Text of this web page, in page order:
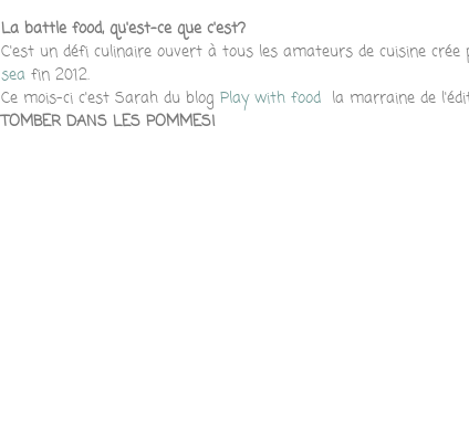
La battle food, qu'est-ce que c'est?
C'est un défi culinaire ouvert à tous les amateurs de cuisine crée
sea fin 2012.
Ce mois-ci c'est Sarah du blog Play with food la marraine de
TOMBER DANS LES POMMES!